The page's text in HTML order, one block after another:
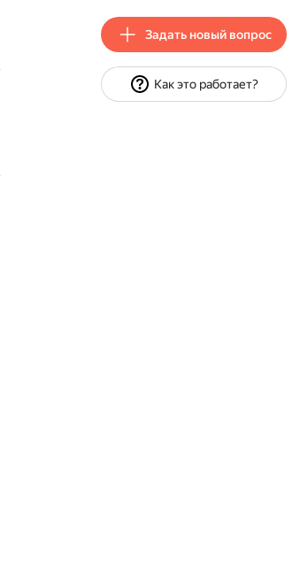
Задать новый вопрос
Как это работает?